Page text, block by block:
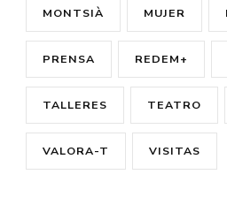
MONTSIÀ MUJER
PRENSA REDEM+
TALLERES TEATRO
VALORA-T VISITAS